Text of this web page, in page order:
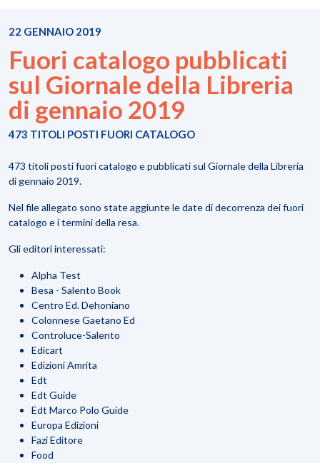
22 GENNAIO 2019
Fuori catalogo pubblicati
sul Giornale della Libreria
di gennaio 2019
473 TITOLI POSTI FUORI CATALOGO
473 titoli posti fuori catalogo e pubblicati sul Giornale della Libreria
di gennaio 2019.
Nel file allegato sono state aggiunte le date di decorrenza dei fuori
catalogo e i termini della resa.
Gli editori interessati:
Alpha Test
Besa - Salento Book
Centro Ed. Dehoniano
Colonnese Gaetano Ed
Controluce-Salento
Edicart
Edizioni Amrita
Edt
Edt Guide
Edt Marco Polo Guide
Europa Edizioni
Fazi Editore
Food